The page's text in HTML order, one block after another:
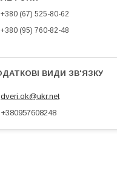
+380 (67) 525-80-62
+380 (95) 760-82-48
dveri.ok@ukr.net
+380957608248